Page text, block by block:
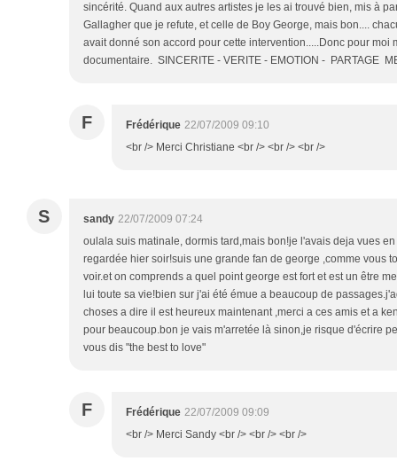
sincérité. Quand aux autres artistes je les ai trouvé bien, mis à
Gallagher que je refute, et celle de Boy George, mais bon....
avait donné son accord pour cette intervention.....Donc pour moi
documentaire. SINCERITE - VERITE - EMOTION - PARTAGE
F Frédérique 22/07/2009 09:10
<br /> Merci Christiane <br /> <br /> <br />
S sandy 22/07/2009 07:24
oulala suis matinale, dormis tard,mais bon!je l'avais deja vues
regardée hier soir!suis une grande fan de george ,comme vous
voir.et on comprends a quel point george est fort et est un être
lui toute sa vie!bien sur j'ai été émue a beaucoup de
choses a dire il est heureux maintenant ,merci a ces amis et a
pour beaucoup.bon je vais m'arretée là sinon,je risque d'écrire
vous dis "the best to love"
F Frédérique 22/07/2009 09:09
<br /> Merci Sandy <br /> <br /> <br />